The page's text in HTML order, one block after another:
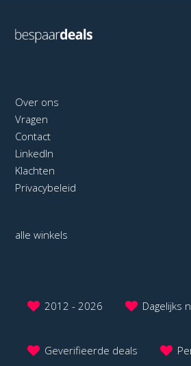
Over ons
Vragen
Contact
LinkedIn
Klachten
Privacybeleid
alle winkels
2012 - 2026 Dagelijks
Geverifieerde deals